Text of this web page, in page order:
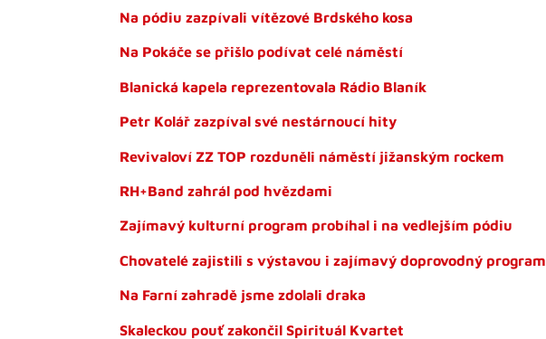
Na pódiu zazpívali vítězové Brdského kosa
Na Pokáče se přišlo podívat celé náměstí
Blanická kapela reprezentovala Rádio Blaník
Petr Kolář zazpíval své nestárnoucí hity
Revivaloví ZZ TOP rozduněli náměstí jižanským rockem
RH+Band zahrál pod hvězdami
Zajímavý kulturní program probíhal i na vedlejším pódiu
Chovatelé zajistili s výstavou i zajímavý doprovodný program
Na Farní zahradě jsme zdolali draka
Skaleckou pouť zakončil Spirituál Kvartet